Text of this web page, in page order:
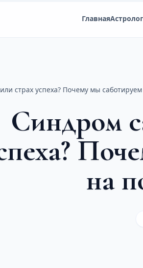
Главная
страх успеха? Почему мы
Синдром
на